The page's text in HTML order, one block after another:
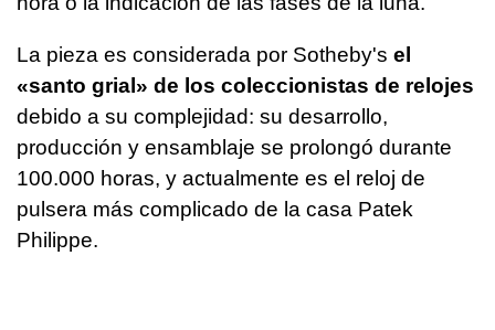
La pieza es considerada por Sotheby's el
«santo grial» de los coleccionistas de relojes
debido a su complejidad: su desarrollo,
producción y ensamblaje se prolongó durante
100.000 horas, y actualmente es el reloj de
pulsera más complicado de la casa Patek
Philippe.